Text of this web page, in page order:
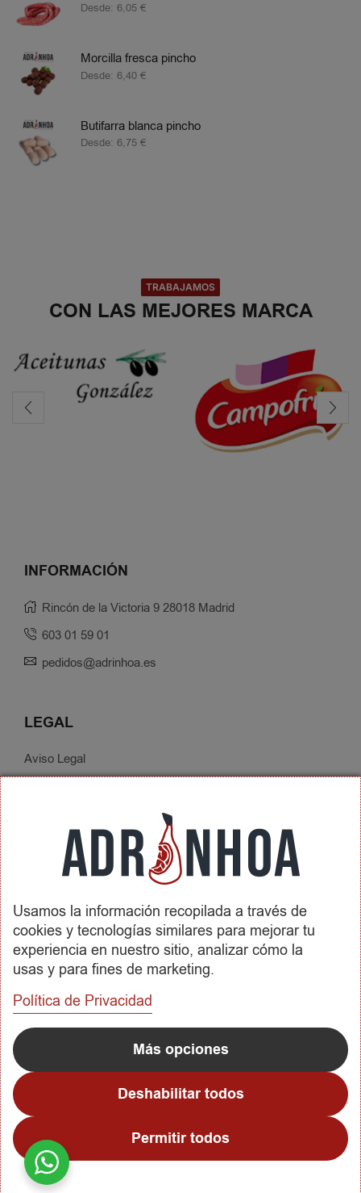
Desde: 6,05 €
Morcilla fresca pincho
Desde: 6,40 €
Butifarra blanca pincho
Desde: 6,75 €
TRABAJAMOS
CON LAS MEJORES MARCA
INFORMACIÓN
Rincón de la Victoria 9 28018 Madrid
603 01 59 01
pedidos@adrinhoa.es
LEGAL
Aviso Legal
Condiciones de Contratación
Envíos y Devoluciones
SOBRE ADRINHOA
Conócenos
Contactar
REDES SOCIALES
METODOS DE PAGO
Copyright © 2023Adrinhoa
Usamos la información recopilada a través de
cookies y tecnologías similares para mejorar tu
experiencia en nuestro sitio, analizar cómo la
usas y para fines de marketing.
Política de Privacidad
Más opciones
Deshabilitar todos
Permitir todos